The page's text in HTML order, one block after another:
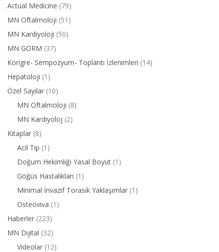
Actual Medicine (79)
MN Oftalmoloji (51)
MN Kardiyoloji (50)
MN GORM (37)
Kongre- Sempozyum- Toplantı İzlenimleri (14)
Hepatoloji (1)
Özel Sayılar (10)
MN Oftalmoloji (8)
MN Kardiyoloj (2)
Kitaplar (8)
Acil Tıp (1)
Doğum Hekimliği Yasal Boyut (1)
Göğüs Hastalıkları (1)
Minimal İnvazif Torasik Yaklaşımlar (1)
Osteoviva (1)
Haberler (223)
MN Dijital (32)
Videolar (12)